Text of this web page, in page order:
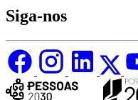
Siga-nos